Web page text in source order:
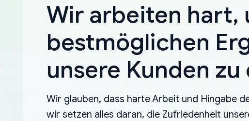
Wir arbeiten hart,
bestmöglichen
unsere Kunden zu
Wir glauben, dass harte Arbeit und Hingabe
wir setzen alles daran, die Zufriedenheit